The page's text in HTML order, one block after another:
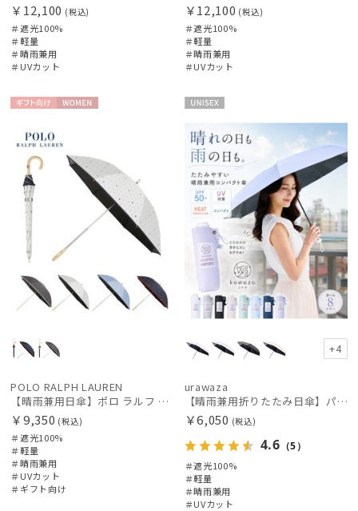
￥12,100 (税込)
＃遮光100%
＃軽量
＃晴雨兼用
＃UVカット
￥12,100 (税込)
＃遮光100%
＃軽量
＃晴雨兼用
＃UVカット
向け
POLO RALPH LAUREN
【晴雨兼用日傘】ポロ ラルフ ローレン (POLO RALPH LAUREN) ドット 遮光100 UV100 遮熱 晴雨兼用 軽量
￥9,350 (税込)
＃遮光100%
＃軽量
＃晴雨兼用
＃UVカット
＃ギフト向け
X
+4
urawaza
【晴雨兼用折りたたみ日傘】パッとさして、サッとしまえる傘コワザ(kowaza) プレーン 50 遮光100% UV100%
￥6,050 (税込)
4.6 （5）
＃遮光100%
＃軽量
＃晴雨兼用
＃UVカット